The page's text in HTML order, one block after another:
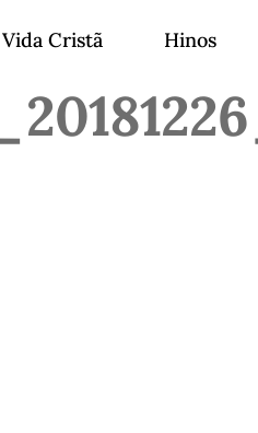
Cristã Hinos